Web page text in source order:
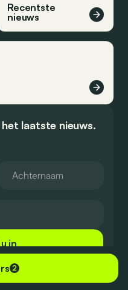
2
Recentste
nieuws
laatste nieuws.
in